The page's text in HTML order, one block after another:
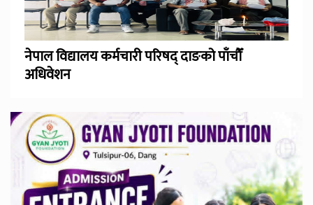
नेपाल विद्यालय कर्मचारी परिषद् दाङको पाँचौँ
अधिवेशन